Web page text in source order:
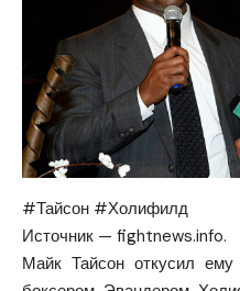
#Тайсон #Холифилд
Источник — fightnews.info.
Майк Тайсон откусил